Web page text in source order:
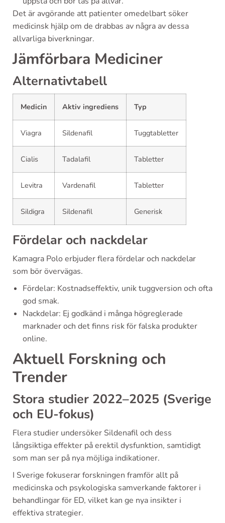
Det är avgörande att patienter omedelbart söker
medicinsk hjälp om de drabbas av några av dessa
allvarliga biverkningar.
Jämförbara Mediciner
Alternativtabell
Medicin Aktiv ingrediens Typ
Viagra Sildenafil Tuggtabletter
Cialis Tadalafil Tabletter
Levitra Vardenafil Tabletter
Sildigra Sildenafil Generisk
Fördelar och nackdelar
Kamagra Polo erbjuder flera fördelar och nackdelar
som bör övervägas.
Fördelar: Kostnadseffektiv, unik tuggversion och ofta
god smak.
Nackdelar: Ej godkänd i många högreglerade
marknader och det finns risk för falska produkter
online.
Aktuell Forskning och
Trender
Stora studier 2022–2025 (Sverige
och EU-fokus)
Flera studier undersöker Sildenafil och dess
långsiktiga effekter på erektil dysfunktion, samtidigt
som man ser på nya möjliga indikationer.
I Sverige fokuserar forskningen framför allt på
medicinska och psykologiska samverkande faktorer i
behandlingar för ED, vilket kan ge nya insikter i
effektiva strategier.